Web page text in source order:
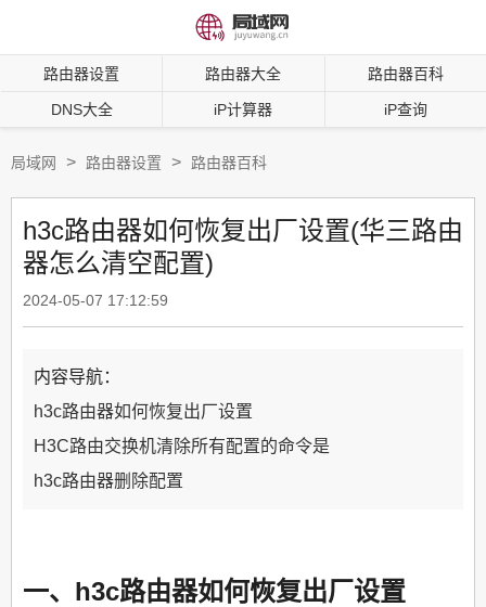
路由器设置 路由器大全 路由器百科
DNS大全 iP计算器 iP查询
局域网 > 路由器设置 > 路由器百科
h3c路由器如何恢复出厂设置(华三路由
器怎么清空配置)
2024-05-07 17:12:59
内容导航：
h3c路由器如何恢复出厂设置
H3C路由交换机清除所有配置的命令是
h3c路由器删除配置
一、h3c路由器如何恢复出厂设置